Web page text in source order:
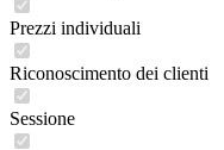
Prezzi individuali
Riconoscimento dei clienti
Sessione